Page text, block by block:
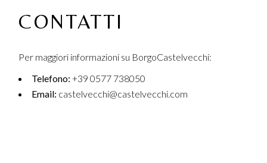
CONTATTI
Per maggiori informazioni su BorgoCastelvecchi:
Telefono: +39 0577 738050
Email: castelvecchi@castelvecchi.com